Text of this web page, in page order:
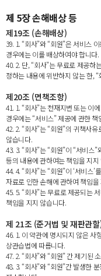
제 5장 손해배상 등
제19조 (손해배상)
39. 1. “회사”와 “회원”은 서비스
경우에는 이를 배상하여야 합니다.
40. 2. 단, “회사”는 무료로 제공하
정하는 내용에 위반하지 않는 한,
제20조 (면책조항)
41. 1. “회사”는 천재지변 또는 이
경우에는 “서비스” 제공에 관한
42. 2. “회사”는 “회원”의 귀책사
않습니다.
43. 3. “회사”는 “회원”이 “서비스
등의 내용에 관하여는 책임을 지지
44. 4. “회사”는 “회원”이 ‘서비스
자료로 인한 손해에 관하여 책임을
45. 5. “회사”는 무료로 제공되는
책임을 지지 않습니다.
제 21조 (준거법 및 재판관
46. 1. 이 약관에 명시되지 않은 사
상관습법에 따릅니다.
47. 2. “회사”와 “회원” 간 제기된
48. 3. “회사”와 “회원”간 발생한